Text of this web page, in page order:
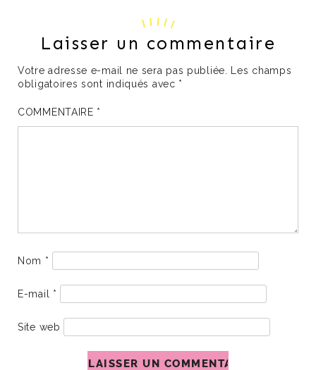
Laisser un commentaire
Votre adresse e-mail ne sera pas publiée. Les champs
obligatoires sont indiqués avec *
COMMENTAIRE *
Nom *
E-mail *
Site web